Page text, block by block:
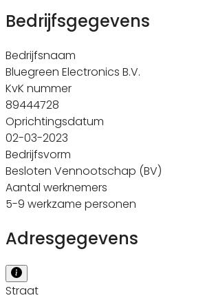
Bedrijfsgegevens
Bedrijfsnaam
Bluegreen Electronics B.V.
KvK nummer
89444728
Oprichtingsdatum
02-03-2023
Bedrijfsvorm
Besloten Vennootschap (BV)
Aantal werknemers
5-9 werkzame personen
Adresgegevens
Straat